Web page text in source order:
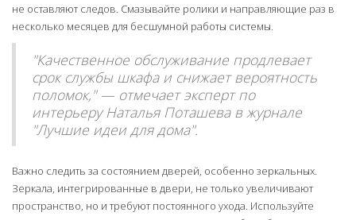
не оставляют следов. Смазывайте ролики и направляющие раз в
несколько месяцев для бесшумной работы системы.
"Качественное обслуживание продлевает
срок службы шкафа и снижает вероятность
поломок," — отмечает эксперт по
интерьеру Наталья Поташева в журнале
"Лучшие идеи для дома".
Важно следить за состоянием дверей, особенно зеркальных.
Зеркала, интегрированные в двери, не только увеличивают
пространство, но и требуют постоянного ухода. Используйте